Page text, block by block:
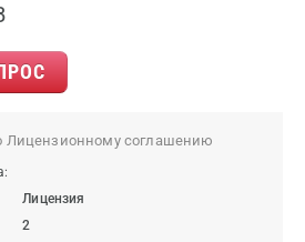
Лицензионному соглашению
Лицензия
2